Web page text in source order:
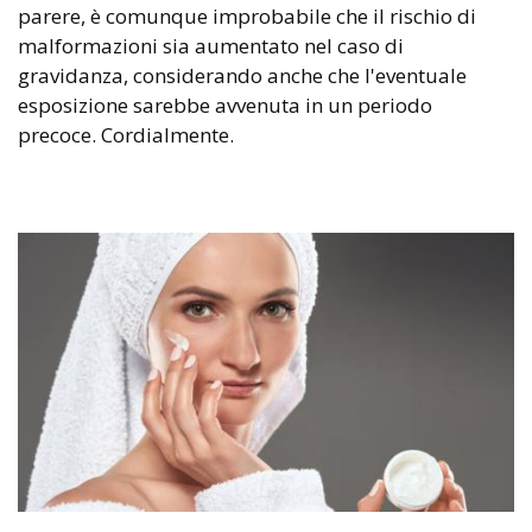
parere, è comunque improbabile che il rischio di
malformazioni sia aumentato nel caso di
gravidanza, considerando anche che l'eventuale
esposizione sarebbe avvenuta in un periodo
precoce. Cordialmente.